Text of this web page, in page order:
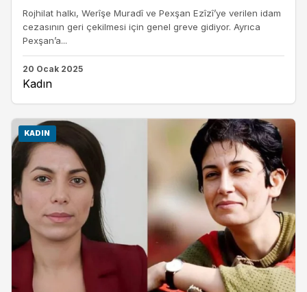
Rojhilat halkı, Werîşe Muradî ve Pexşan Ezîzî’ye verilen idam
cezasının geri çekilmesi için genel greve gidiyor. Ayrıca
Pexşan’a...
20 Ocak 2025
Kadın
KADIN